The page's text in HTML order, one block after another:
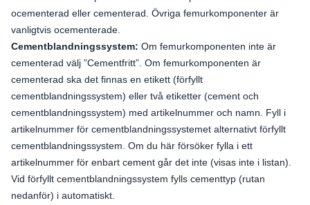
ocementerad eller cementerad. Övriga femurkomponenter är
vanligtvis ocementerade.
Cementblandningssystem: Om femurkomponenten inte är
cementerad välj ”Cementfritt”. Om femurkomponenten är
cementerad ska det finnas en etikett (förfyllt
cementblandningssystem) eller två etiketter (cement och
cementblandningssystem) med artikelnummer och namn. Fyll i
artikelnummer för cementblandningssystemet alternativt förfyllt
cementblandningssystem. Om du här försöker fylla i ett
artikelnummer för enbart cement går det inte (visas inte i listan).
Vid förfyllt cementblandningssystem fylls cementtyp (rutan
nedanför) i automatiskt.